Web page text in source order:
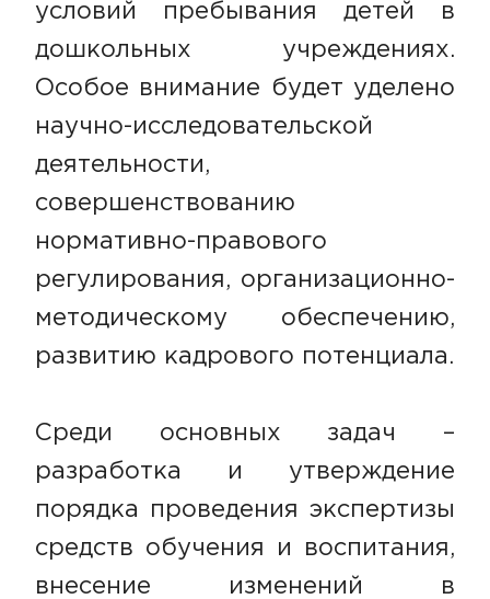
условий пребывания детей в
дошкольных учреждениях.
Особое внимание будет уделено
научно-исследовательской
деятельности,
совершенствованию
нормативно-правового
регулирования, организационно-
методическому обеспечению,
развитию кадрового потенциала.
Среди основных задач –
разработка и утверждение
порядка проведения экспертизы
средств обучения и воспитания,
внесение изменений в